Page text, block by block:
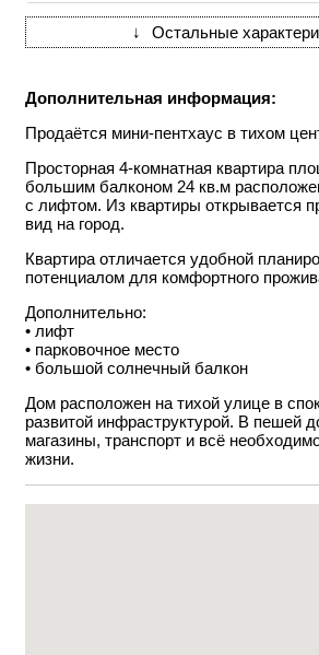
↓ Остальные
Дополнительная информация:
Продаётся мини-пентхаус в тихом
Просторная 4-комнатная квартира
большим балконом 24 кв.м
с лифтом. Из квартиры открывается
вид на город.
Квартира отличается удобной
потенциалом для комфортного
Дополнительно:
• лифт
• парковочное место
• большой солнечный балкон
Дом расположен на тихой улице в
развитой инфраструктурой. В пешей
магазины, транспорт и всё
жизни.